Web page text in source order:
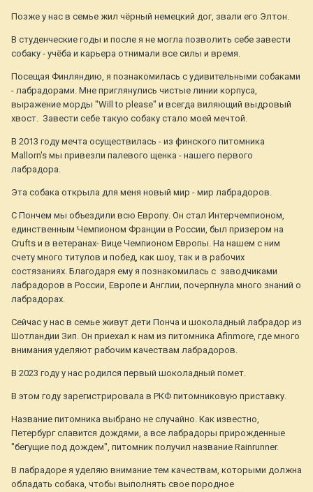
Позже у нас в семье жил чёрный немецкий дог, звали его Элтон.
В студенческие годы и после я не могла позволить себе завести
собаку - учёба и карьера отнимали все силы и время.
Посещая Финляндию, я познакомилась с удивительными собаками
- лабрадорами. Мне приглянулись чистые линии корпуса,
выражение морды "Will to please" и всегда виляющий выдровый
хвост. Завести себе такую собаку стало моей мечтой.
В 2013 году мечта осуществилась - из финского питомника
Mallorn's мы привезли палевого щенка - нашего первого
лабрадора.
Эта собака открыла для меня новый мир - мир лабрадоров.
С Пончем мы объездили всю Европу. Он стал Интерчемпионом,
единственным Чемпионом Франции в России, был призером на
Crufts и в ветеранах- Вице Чемпионом Европы. На нашем с ним
счету много титулов и побед, как шоу, так и в рабочих
состязаниях. Благодаря ему я познакомилась с заводчиками
лабрадоров в России, Европе и Англии, почерпнула много знаний о
лабрадорах.
Сейчас у нас в семье живут дети Понча и шоколадный лабрадор из
Шотландии Зип. Он приехал к нам из питомника Afinmore, где много
внимания уделяют рабочим качествам лабрадоров.
В 2023 году у нас родился первый шоколадный помет.
В этом году зарегистрировала в РКФ питомниковую приставку.
Название питомника выбрано не случайно. Как известно,
Петербург славится дождями, а все лабрадоры прирожденные
"бегущие под дождем", питомник получил название Rainrunner.
В лабрадоре я уделяю внимание тем качествам, которыми должна
обладать собака, чтобы выполнять свое породное